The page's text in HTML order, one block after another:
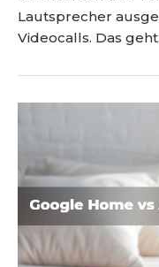
Lautsprecher
Videocalls. Das
Schritt für Schritt,
Ihrem Windows-